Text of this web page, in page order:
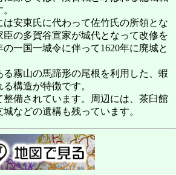
安東氏に代わって佐竹氏の所領とな
臣の多賀谷宣家が城代となって改修を
一国一城令に伴って1620年に廃城と
霧山の馬蹄形の尾根を利用した、蝦
構造が特徴です。
備されています。周辺には、茶臼館
などの遺構も残っています。